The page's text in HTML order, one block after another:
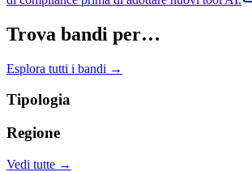
Trova bandi per…
Esplora tutti i bandi →
Tipologia
Regione
Vedi tutte →